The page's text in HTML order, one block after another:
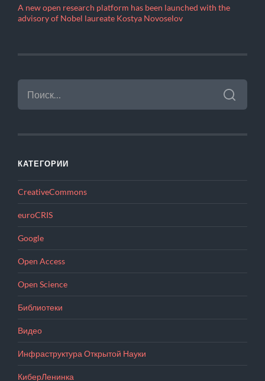
A new open research platform has been launched with the
advisory of Nobel laureate Kostya Novoselov
НАЙТИ:
КАТЕГОРИИ
CreativeCommons
euroCRIS
Google
Open Access
Open Science
Библиотеки
Видео
Инфраструктура Открытой Науки
КиберЛенинка